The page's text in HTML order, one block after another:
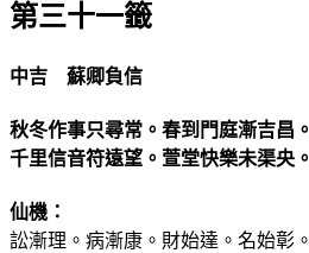
第三十一籤
中吉 蘇卿負信
秋冬作事只尋常。春到門庭漸吉昌。
千里信音符遠望。萱堂快樂未渠央。
仙機：
訟漸理。病漸康。財始達。名始彰。